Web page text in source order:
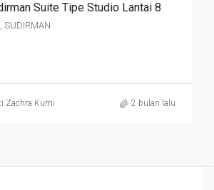
Suite Tipe Studio Lantai 8
SUDIRMAN
Zachra Kurniasari 2 bulan lalu